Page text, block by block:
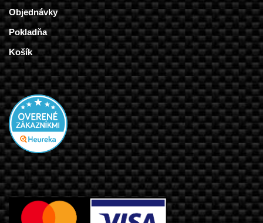
Objednávky
Pokladňa
Košík